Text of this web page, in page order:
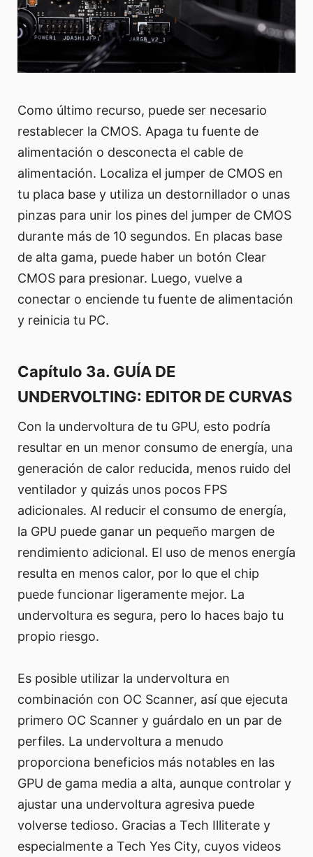
Como último recurso, puede ser necesario
restablecer la CMOS. Apaga tu fuente de
alimentación o desconecta el cable de
alimentación. Localiza el jumper de CMOS en
tu placa base y utiliza un destornillador o unas
pinzas para unir los pines del jumper de CMOS
durante más de 10 segundos. En placas base
de alta gama, puede haber un botón Clear
CMOS para presionar. Luego, vuelve a
conectar o enciende tu fuente de alimentación
y reinicia tu PC.
Capítulo 3a. GUÍA DE
UNDERVOLTING: EDITOR DE CURVAS
Con la undervoltura de tu GPU, esto podría
resultar en un menor consumo de energía, una
generación de calor reducida, menos ruido del
ventilador y quizás unos pocos FPS
adicionales. Al reducir el consumo de energía,
la GPU puede ganar un pequeño margen de
rendimiento adicional. El uso de menos energía
resulta en menos calor, por lo que el chip
puede funcionar ligeramente mejor. La
undervoltura es segura, pero lo haces bajo tu
propio riesgo.
Es posible utilizar la undervoltura en
combinación con OC Scanner, así que ejecuta
primero OC Scanner y guárdalo en un par de
perfiles. La undervoltura a menudo
proporciona beneficios más notables en las
GPU de gama media a alta, aunque controlar y
ajustar una undervoltura agresiva puede
volverse tedioso. Gracias a Tech Illiterate y
especialmente a Tech Yes City, cuyos videos